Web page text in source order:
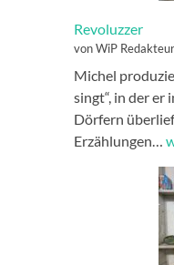
Revoluzzer
von WiP
Michel
singt“, in der er
Dörfern
Erzählungen…